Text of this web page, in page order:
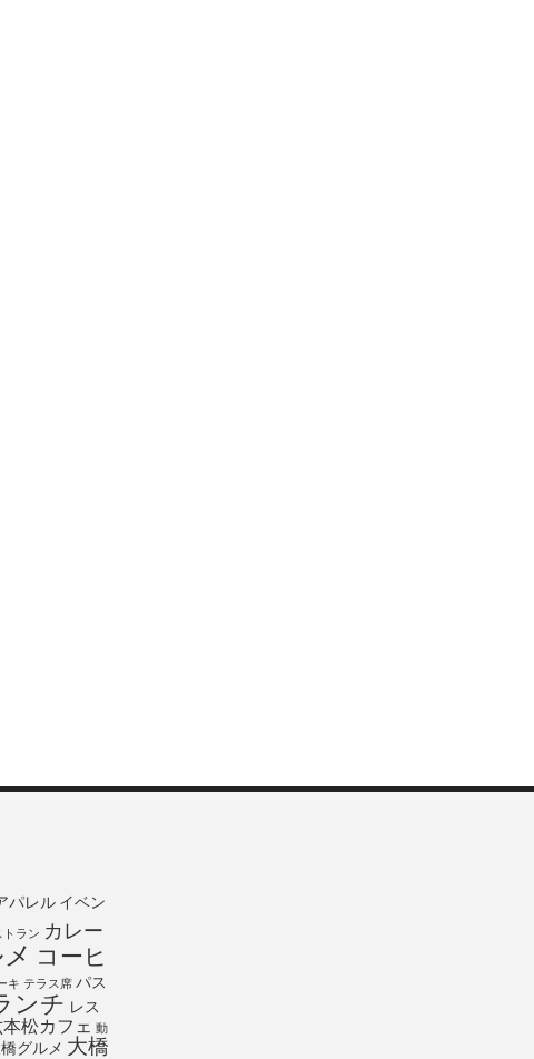
パレル イベン
トラン カレー
コーヒ
キ テラス席 パス
ンチ レス
本松カフェ 動
グルメ 大橋